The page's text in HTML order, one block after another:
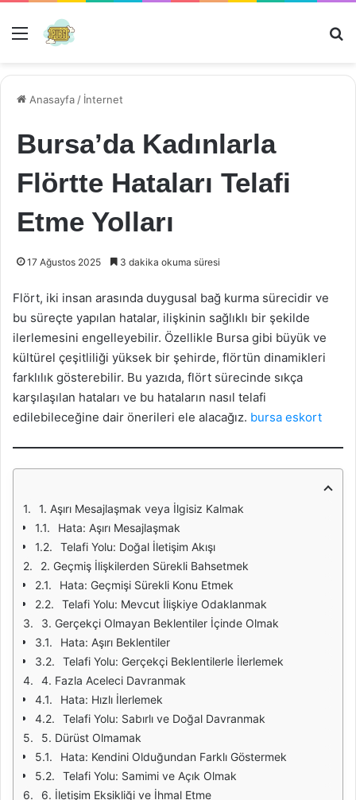
Menü
Anasayfa / İnternet
Bursa’da Kadınlarla
Flörtte Hataları Telafi
Etme Yolları
17 Ağustos 2025 3 dakika okuma süresi
Flört, iki insan arasında duygusal bağ kurma sürecidir ve
bu süreçte yapılan hatalar, ilişkinin sağlıklı bir şekilde
ilerlemesini engelleyebilir. Özellikle Bursa gibi büyük ve
kültürel çeşitliliği yüksek bir şehirde, flörtün dinamikleri
farklılık gösterebilir. Bu yazıda, flört sürecinde sıkça
karşılaşılan hataları ve bu hataların nasıl telafi
edilebileceğine dair önerileri ele alacağız. bursa eskort
1. Aşırı Mesajlaşmak veya İlgisiz Kalmak
Hata: Aşırı Mesajlaşmak
Telafi Yolu: Doğal İletişim Akışı
2. Geçmiş İlişkilerden Sürekli Bahsetmek
Hata: Geçmişi Sürekli Konu Etmek
Telafi Yolu: Mevcut İlişkiye Odaklanmak
3. Gerçekçi Olmayan Beklentiler İçinde Olmak
Hata: Aşırı Beklentiler
Telafi Yolu: Gerçekçi Beklentilerle İlerlemek
4. Fazla Aceleci Davranmak
Hata: Hızlı İlerlemek
Telafi Yolu: Sabırlı ve Doğal Davranmak
5. Dürüst Olmamak
Hata: Kendini Olduğundan Farklı Göstermek
Telafi Yolu: Samimi ve Açık Olmak
6. İletişim Eksikliği ve İhmal Etme